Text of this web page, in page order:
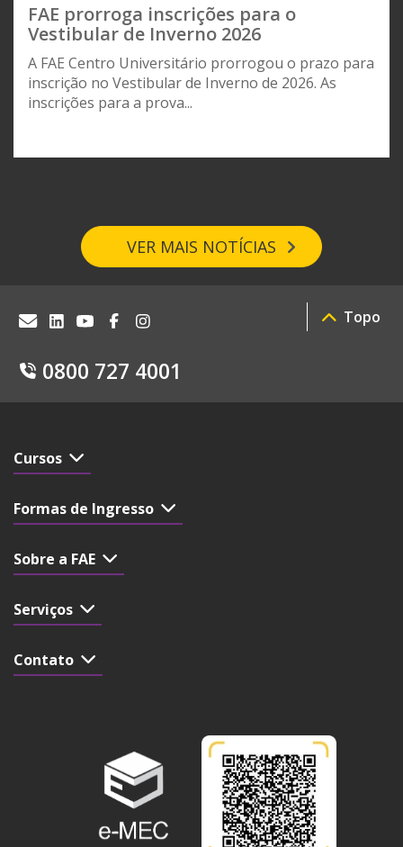
FAE prorroga inscrições para o
Vestibular de Inverno 2026
A FAE Centro Universitário prorrogou o prazo para
inscrição no Vestibular de Inverno de 2026. As
inscrições para a prova...
VER MAIS NOTÍCIAS
0800 727 4001
Topo
Cursos
Formas de Ingresso
Sobre a FAE
Serviços
Contato